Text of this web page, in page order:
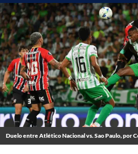
Duelo entre Atlético Nacional vs. Sao Paulo, por